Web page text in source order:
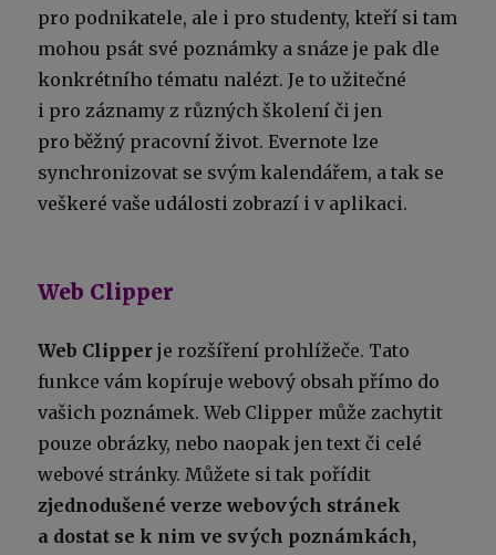
pro podnikatele, ale i pro studenty, kteří si tam
mohou psát své poznámky a snáze je pak dle
konkrétního tématu nalézt. Je to užitečné
i pro záznamy z různých školení či jen
pro běžný pracovní život. Evernote lze
synchronizovat se svým kalendářem, a tak se
veškeré vaše události zobrazí i v aplikaci.
Web Clipper
Web Clipper je rozšíření prohlížeče. Tato
funkce vám kopíruje webový obsah přímo do
vašich poznámek. Web Clipper může zachytit
pouze obrázky, nebo naopak jen text či celé
webové stránky. Můžete si tak pořídit
zjednodušené verze webových stránek
a dostat se k nim ve svých poznámkách,